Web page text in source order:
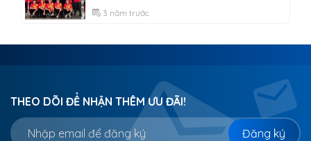
3 năm trước
THEO DÕI ĐỂ NHẬN THÊM ƯU ĐÃI!
Đăng ký